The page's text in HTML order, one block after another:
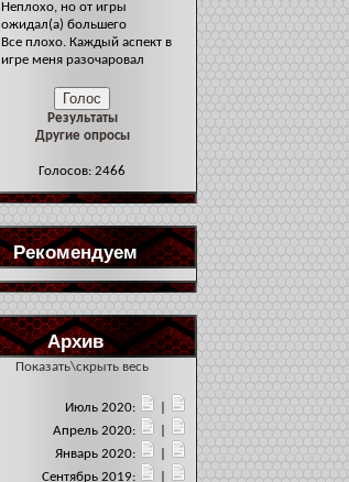
Неплохо, но от игры
ожидал(а) большего
Все плохо. Каждый аспект в
игре меня разочаровал
Результаты
Другие опросы
Голосов: 2466
Рекомендуем
Архив
Показать\скрыть весь
Июль 2020:
Апрель 2020:
Январь 2020:
Сентябрь 2019: